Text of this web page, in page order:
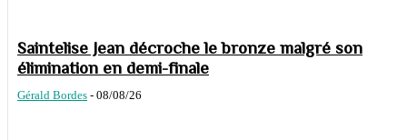
Saintelise Jean décroche le bronze malgré son
élimination en demi-finale
Gérald Bordes - 08/08/26